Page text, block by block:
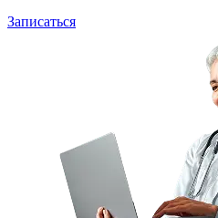
Записаться